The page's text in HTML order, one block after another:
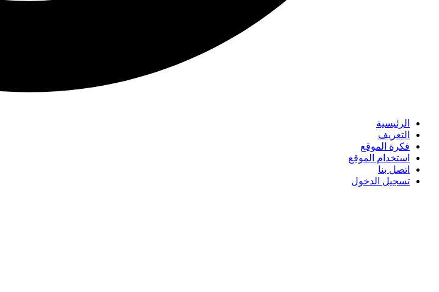
الرئيسية
التعريف
فكرة الموقع
استخدام الموقع
اتصل بنا
تسجيل الدخول